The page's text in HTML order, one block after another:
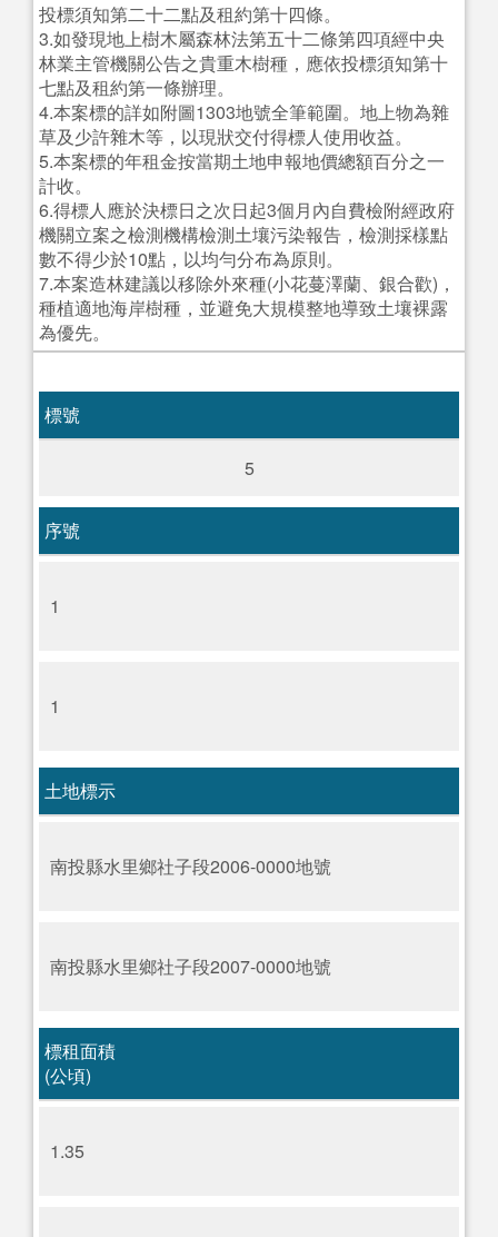
投標須知第二十二點及租約第十四條。
3.如發現地上樹木屬森林法第五十二條第四項經中央
林業主管機關公告之貴重木樹種，應依投標須知第十
七點及租約第一條辦理。
4.本案標的詳如附圖1303地號全筆範圍。地上物為雜
草及少許雜木等，以現狀交付得標人使用收益。
5.本案標的年租金按當期土地申報地價總額百分之一
計收。
6.得標人應於決標日之次日起3個月內自費檢附經政府
機關立案之檢測機構檢測土壤污染報告，檢測採樣點
數不得少於10點，以均勻分布為原則。
7.本案造林建議以移除外來種(小花蔓澤蘭、銀合歡)，
種植適地海岸樹種，並避免大規模整地導致土壤裸露
為優先。
標號
5
序號
1
1
土地標示
南投縣水里鄉社子段2006-0000地號
南投縣水里鄉社子段2007-0000地號
標租面積
(公頃)
1.35